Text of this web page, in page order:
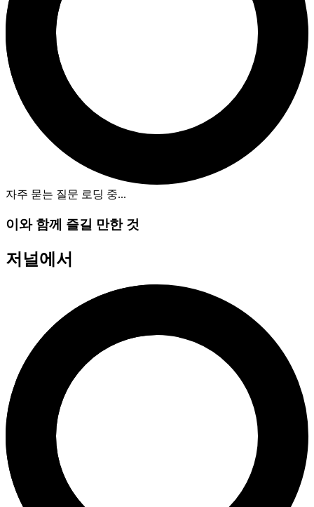
자주 묻는 질문 로딩 중...
이와 함께 즐길 만한 것
저널에서